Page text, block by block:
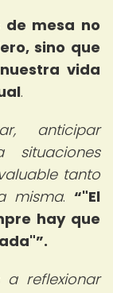
de mesa no
sino que
vida
.
anticipar
tanto
misma.
"El
hay que
.
reflexionar